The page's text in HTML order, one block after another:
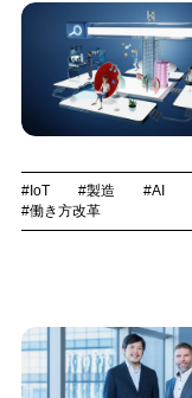
#IoT #製造 #AI
#働き方改革